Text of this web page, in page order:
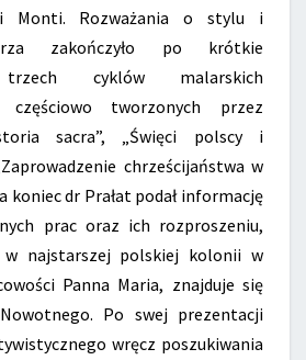
Monti. Rozważania o stylu i
zakończyło po krótkie
trzech cyklów malarskich
częściowo tworzonych przez
sacra”, „Święci polscy i
chrześcijaństwa w
koniec dr Prałat podał informację
prac oraz ich rozproszeniu,
w najstarszej polskiej kolonii w
Panna Maria, znajduje się
Po swej prezentacji
wręcz poszukiwania